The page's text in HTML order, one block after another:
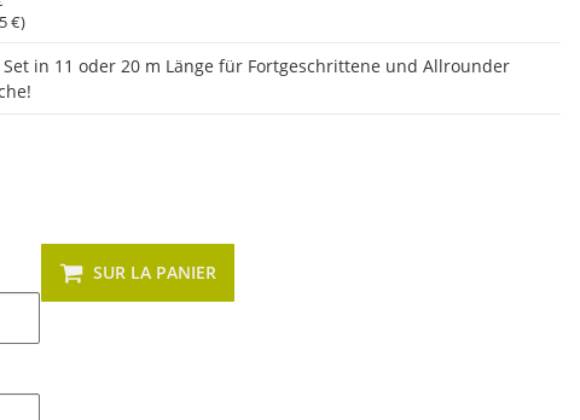
€)
Set in 11 oder 20 m Länge für Fortgeschrittene und Allrounder
SUR LA PANIER